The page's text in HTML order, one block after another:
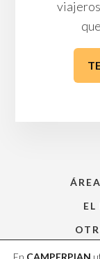
En CAMPERPIAN